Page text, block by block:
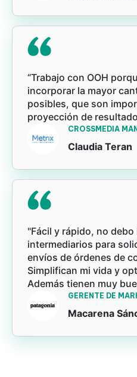
“Trabajo con OOH
incorporar la mayor
posibles, que son
proyección de
CROSSMEDIA
Claudia Teran
"Fácil y rápido, no
intermediarios para
envíos de órdenes de
Simplifican mi vida y
Además tienen muy
GERENTE DE
Macarena